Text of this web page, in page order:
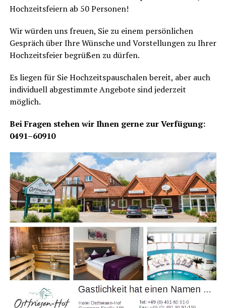
Hoch­zeits­fei­ern ab 50 Personen!
Wir wür­den uns freu­en, Sie zu einem per­sön­li­chen
Gespräch über Ihre Wün­sche und Vor­stel­lun­gen zu Ihrer
Hoch­zeits­fei­er begrü­ßen zu dürfen.
Es lie­gen für Sie Hoch­zeits­pau­scha­len bereit, aber auch
indi­vi­du­ell abge­stimm­te Ange­bo­te sind jeder­zeit
möglich.
Bei Fra­gen ste­hen wir Ihnen ger­ne zur Ver­fü­gung:
0491–60910